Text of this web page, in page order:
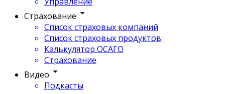
Страхование
Список страховых компаний
Список страховых продуктов
Калькулятор ОСАГО
Страхование
Видео
Подкасты